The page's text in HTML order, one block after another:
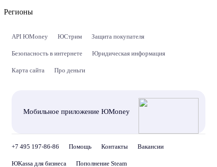
Регионы
API ЮMoney ЮСтрим Защита покупателя
Безопасность в интернете Юридическая информация
Карта сайта Про деньги
Мобильное приложение ЮMoney
+7 495 197-86-86 Помощь Контакты Вакансии
ЮKassa для бизнеса Пополнение Steam